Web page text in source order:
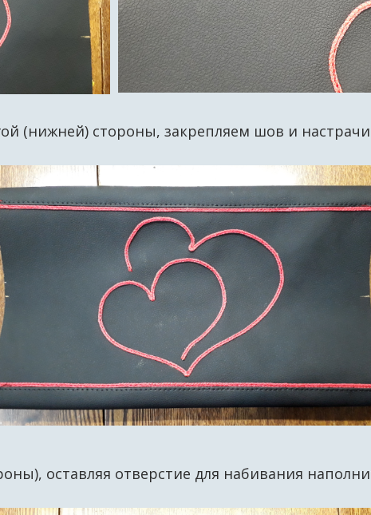
(нижней) стороны, закрепляем шов и
оставляя отверстие для набивания